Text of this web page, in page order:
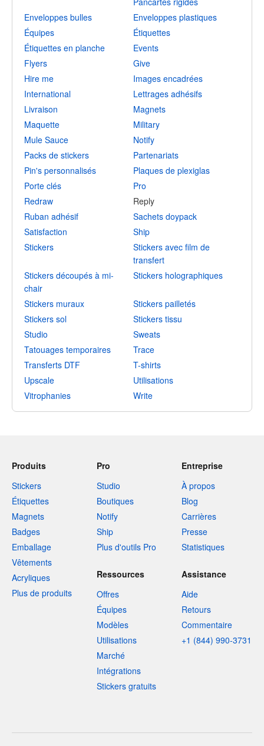
Enveloppes bulles
Enveloppes plastiques
Équipes
Étiquettes
Étiquettes en planche
Events
Flyers
Give
Hire me
Images encadrées
International
Lettrages adhésifs
Livraison
Magnets
Maquette
Military
Mule Sauce
Notify
Packs de stickers
Partenariats
Pin's personnalisés
Plaques de plexiglas
Porte clés
Pro
Redraw
Reply
Ruban adhésif
Sachets doypack
Satisfaction
Ship
Stickers
Stickers avec film de
transfert
Stickers découpés à mi-
chair
Stickers holographiques
Stickers muraux
Stickers pailletés
Stickers sol
Stickers tissu
Studio
Sweats
Tatouages temporaires
Trace
Transferts DTF
T-shirts
Upscale
Utilisations
Vitrophanies
Write
Produits
Stickers
Étiquettes
Magnets
Badges
Emballage
Vêtements
Acryliques
Plus de produits
Pro
Studio
Boutiques
Notify
Ship
Plus d'outils Pro
Entreprise
À propos
Blog
Carrières
Presse
Statistiques
Ressources
Offres
Équipes
Modèles
Utilisations
Marché
Intégrations
Stickers gratuits
Assistance
Aide
Retours
Commentaire
+1 (844) 990-3731